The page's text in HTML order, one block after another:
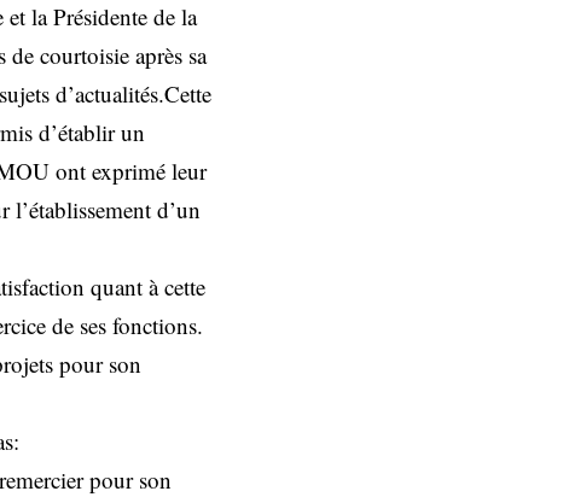
la Présidente de la
courtoisie après sa
d’actualités.Cette
d’établir un
ont exprimé leur
d’un
quant à cette
de ses fonctions.
pour son
pour son